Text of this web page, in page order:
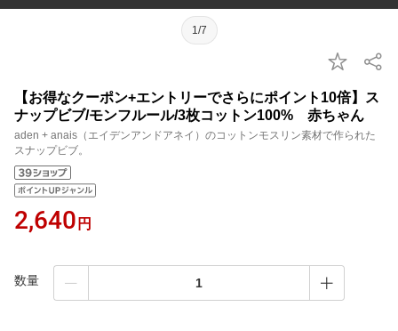
1/7
【お得なクーポン+エントリーでさらにポイント10倍】ス
ナップビブ/モンフルール/3枚コットン100% 赤ちゃん
aden + anais（エイデンアンドアネイ）のコットンモスリン素材で作られた
スナップビブ。
2,640 円
数量